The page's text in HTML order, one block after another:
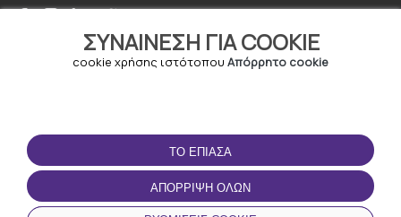
ΣΥΝΑΊΝΕΣΗ ΓΙΑ COOKIE
cookie χρήσης ιστότοπου Απόρρητο cookie
ΤΟ ΈΠΙΑΣΑ
ΑΠΌΡΡΙΨΗ ΌΛΩΝ
ΟΡΟΙ ΧΡΉΣΗΣ
Οροι και Προϋποθέσεις
Πολιτική απορρήτου
ΚΑΤΕΒΆΣΤΕ ΤΗΝ
ΕΦΑΡΜΟΓΉ